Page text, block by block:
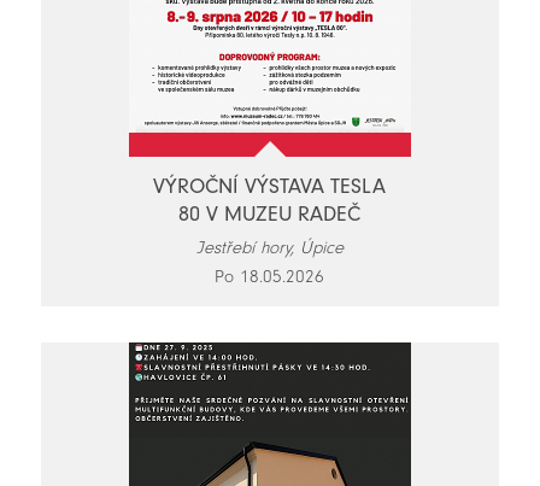
VÝROČNÍ VÝSTAVA TESLA
80 V MUZEU RADEČ
Jestřebí hory, Úpice
Po 18.05.2026